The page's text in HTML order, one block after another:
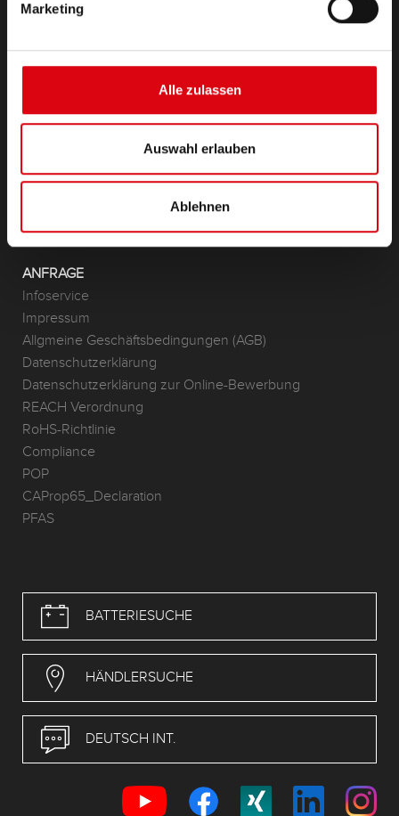
Marketing
Alle zulassen
Auswahl erlauben
Ablehnen
Zubehör für PKW und Nutzfahrzeuge
(Semi-) Traktion & Standby
Anwendungsbereiche
Standorte & Kontakt
ANFRAGE
Infoservice
Impressum
Allgmeine Geschäftsbedingungen (AGB)
Datenschutzerklärung
Datenschutzerklärung zur Online-Bewerbung
REACH Verordnung
RoHS-Richtlinie
Compliance
POP
CAProp65_Declaration
PFAS
BATTERIESUCHE
HÄNDLERSUCHE
DEUTSCH INT.